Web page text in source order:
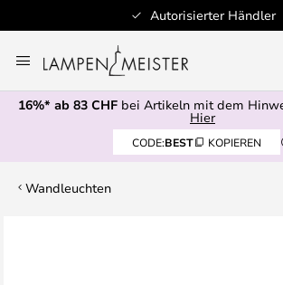
Autorisierter Händler
Inhalt
springen
16%* ab 83 CHFbei Artikeln mit dem
Hier
CODE:BEST KOPIEREN
Wandleuchten